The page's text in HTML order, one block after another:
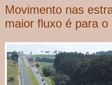
Movimento nas
maior fluxo é para o